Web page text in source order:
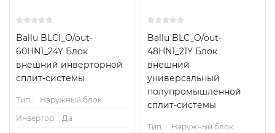
Ballu BLCI_O/out-
60HN1_24Y Блок
внешний инверторной
сплит-системы
Тип.:
Наружный блок
Инвертор:
Да
Ballu BLC_O/out-
48HN1_21Y Блок
внешний
универсальный
полупромышленной
сплит-системы
Тип.:
Наружный блок